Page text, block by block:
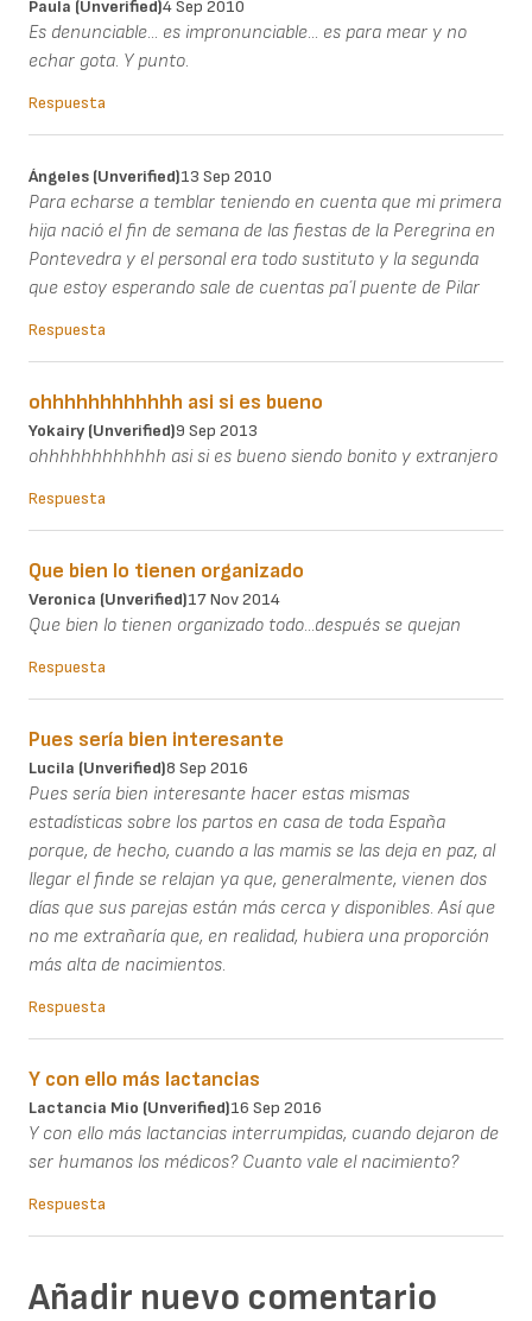
Paula (unverified)4 Sep 2010
Es denunciable... es impronunciable... es para mear y no
echar gota. Y punto.
Respuesta
Ángeles (unverified)13 Sep 2010
Para echarse a temblar teniendo en cuenta que mi primera
hija nació el fin de semana de las fiestas de la Peregrina en
Pontevedra y el personal era todo sustituto y la segunda
que estoy esperando sale de cuentas pa´l puente de Pilar
Respuesta
ohhhhhhhhhhhh asi si es bueno
Yokairy (unverified)9 Sep 2013
ohhhhhhhhhhhh asi si es bueno siendo bonito y extranjero
Respuesta
Que bien lo tienen organizado
Veronica (unverified)17 Nov 2014
Que bien lo tienen organizado todo...después se quejan
Respuesta
Pues sería bien interesante
Lucila (unverified)8 Sep 2016
Pues sería bien interesante hacer estas mismas
estadísticas sobre los partos en casa de toda España
porque, de hecho, cuando a las mamis se las deja en paz, al
llegar el finde se relajan ya que, generalmente, vienen dos
días que sus parejas están más cerca y disponibles. Así que
no me extrañaría que, en realidad, hubiera una proporción
más alta de nacimientos.
Respuesta
Y con ello más lactancias
Lactancia Mio (unverified)16 Sep 2016
Y con ello más lactancias interrumpidas, cuando dejaron de
ser humanos los médicos? Cuanto vale el nacimiento?
Respuesta
Añadir nuevo comentario